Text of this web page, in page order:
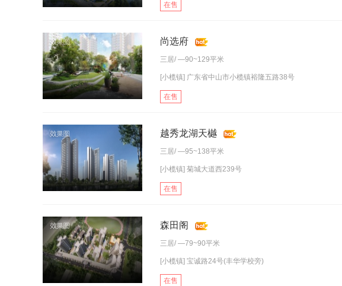
在售
尚选府
三居/ —90~129平米
[小榄镇] 广东省中山市小榄镇裕隆五路38号
在售
越秀龙湖天樾
三居/ —95~138平米
[小榄镇] 菊城大道西239号
在售
森田阁
三居/ —79~90平米
[小榄镇] 宝诚路24号(丰华学校旁)
在售